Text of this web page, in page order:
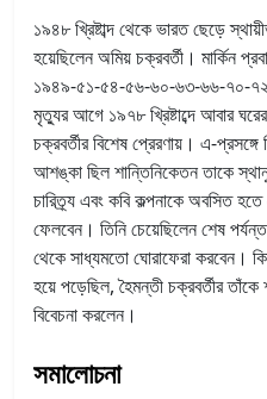
১৯৪৮ খ্রিষ্টাব্দ থেকে ভারত ছেড়ে
হয়েছিলেন অমিয় চক্রবর্তী। মার্কিন
১৯৪৯-৫১-৫৪-৫৬-৬০-৬৩-৬৬-৭০-৭২-
মৃত্যুর আগে ১৯৭৮ খ্রিষ্টাব্দে আবার
চক্রবর্তীর বিশেষ প্রেরণায়। এ-প্রসঙ্গে
আশঙ্কা ছিল শান্তিনিকেতন তাকে
চারিত্র্য এবং কবি কল্পনাকে অবসিত
ফেলবেন। তিনি চেয়েছিলেন শেষ
থেকে সাধ্যমতো ঘোরাফেরা করবেন।
হয়ে পড়েছিল, হৈমন্তী চক্রবর্তীর
বিবেচনা করলেন।
সমালোচনা